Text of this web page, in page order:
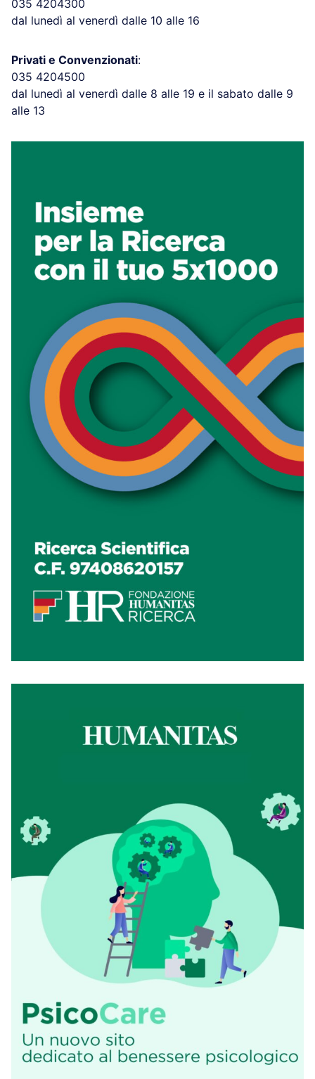
035 4204300
dal lunedì al venerdì dalle 10 alle 16
Privati e Convenzionati:
035 4204500
dal lunedì al venerdì dalle 8 alle 19 e il sabato dalle 9
alle 13